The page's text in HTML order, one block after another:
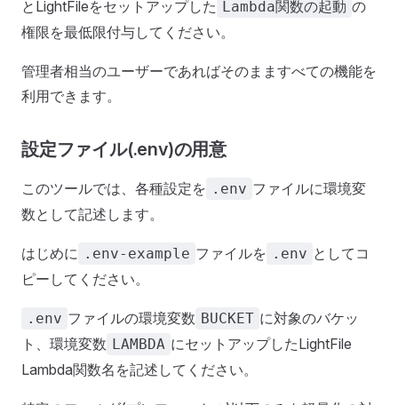
とLightFileをセットアップした Lambda関数の起動 の
権限を最低限付与してください。
管理者相当のユーザーであればそのまますべての機能を
利用できます。
設定ファイル(.env)の用意
このツールでは、各種設定を .env ファイルに環境変
数として記述します。
はじめに .env-example ファイルを .env としてコ
ピーしてください。
.env ファイルの環境変数 BUCKET に対象のバケッ
ト、環境変数 LAMBDA にセットアップしたLightFile
Lambda関数名を記述してください。